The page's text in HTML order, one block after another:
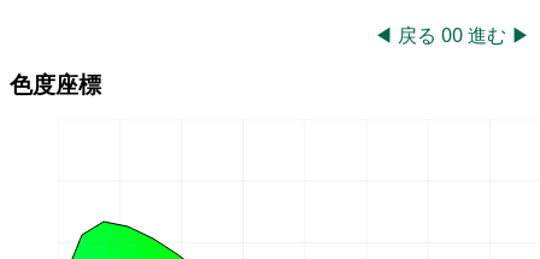
◀ 戻る 00進む ▶
色度座標